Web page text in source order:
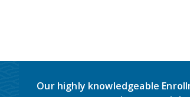
Our highly knowledgeable